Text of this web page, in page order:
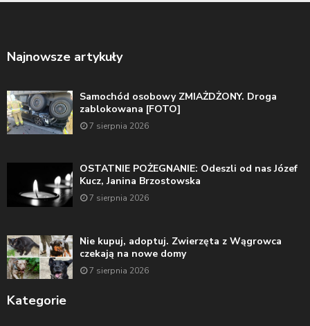
Najnowsze artykuły
Samochód osobowy ZMIAŻDŻONY. Droga
zablokowana [FOTO]
7 sierpnia 2026
OSTATNIE POŻEGNANIE: Odeszli od nas Józef
Kucz, Janina Brzostowska
7 sierpnia 2026
Nie kupuj, adoptuj. Zwierzęta z Wągrowca
czekają na nowe domy
7 sierpnia 2026
Kategorie